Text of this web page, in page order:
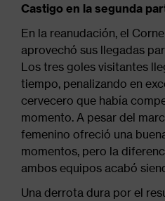
Castigo en la segunda
En la reanudación, el
aprovechó sus llegadas
Los tres goles visitantes
tiempo, penalizando en
cervecero que había
momento. A pesar del
femenino ofreció una
momentos, pero la
ambos equipos acabó
Una derrota dura por el